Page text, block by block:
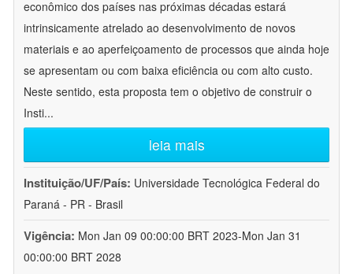
econômico dos países nas próximas décadas estará
intrinsicamente atrelado ao desenvolvimento de novos
materiais e ao aperfeiçoamento de processos que ainda hoje
se apresentam ou com baixa eficiência ou com alto custo.
Neste sentido, esta proposta tem o objetivo de construir o
Insti...
leia mais
Instituição/UF/País: Universidade Tecnológica Federal do
Paraná - PR - Brasil
Vigência: Mon Jan 09 00:00:00 BRT 2023-Mon Jan 31
00:00:00 BRT 2028